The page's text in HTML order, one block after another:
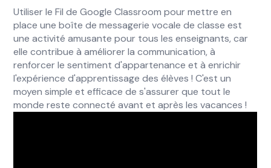
Utiliser le Fil de Google Classroom pour mettre en
place une boîte de messagerie vocale de classe est
une activité amusante pour tous les enseignants, car
elle contribue à améliorer la communication, à
renforcer le sentiment d'appartenance et à enrichir
l'expérience d'apprentissage des élèves ! C'est un
moyen simple et efficace de s'assurer que tout le
monde reste connecté avant et après les vacances !